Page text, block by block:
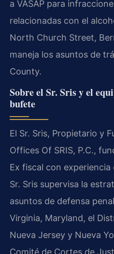
a VASAP para
relacionadas con el
North Church Street,
maneja los asuntos de
County.
Sobre el Sr. Sris y el
bufete
El Sr. Sris, Propietario y
Offices Of SRIS, P.C.,
Ex fiscal con experiencia
Sr. Sris supervisa la
asuntos de defensa
Virginia, Maryland, el
Nueva Jersey y Nueva
Comité de Cortes de